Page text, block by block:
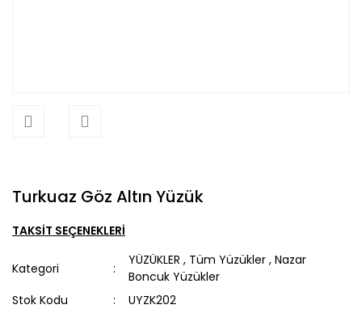
Turkuaz Göz Altın Yüzük
TAKSİT SEÇENEKLERİ
Kategori
YÜZÜKLER , Tüm Yüzükler ,Nazar
Boncuk Yüzükler
Stok Kodu
UYZK202